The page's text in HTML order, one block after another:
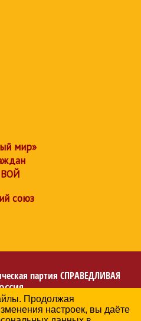
мир»
союз
партия СПРАВЕДЛИВАЯ
партии в Удмуртcкой
Продолжая
настроек, вы даёте